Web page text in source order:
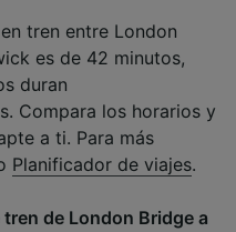
tren entre London
es de 42 minutos,
duran
Compara los horarios y
a ti. Para más
Planificador de viajes.
de London Bridge a